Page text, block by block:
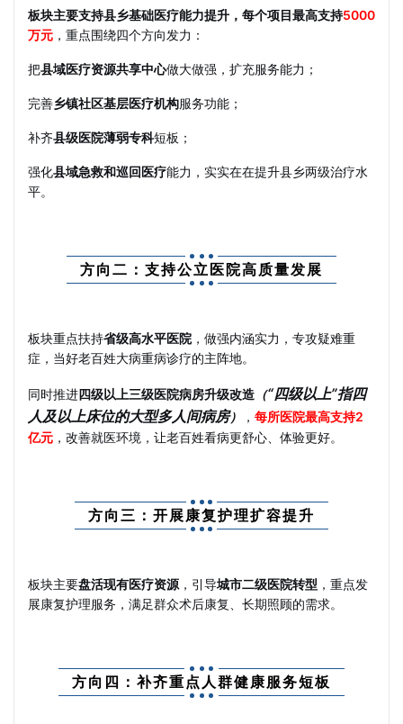
板块主要支持县乡基础医疗能力提升，每个项目最高支持5000
万元 ，重点围绕四个方向发力：
把县域医疗资源共享中心做大做强，扩充服务能力；
完善乡镇社区基层医疗机构服务功能；
补齐县级医院薄弱专科短板；
强化县域急救和巡回医疗能力，实实在在提升县乡两级治疗水
平。
方向二：支持公立医院高质量发展
板块重点扶持省级高水平医院，做强内涵实力，专攻疑难重
症，当好老百姓大病重病诊疗的主阵地。
同时推进四级以上三级医院病房升级改造 （“四级以上”指四
人及以上床位的大型多人间病房） ， 每所医院最高支持2
亿元 ，改善就医环境，让老百姓看病更舒心、体验更好。
方向三：开展康复护理扩容提升
板块主要盘活现有医疗资源 ，引导城市二级医院转型 ，重点发
展康复护理服务，满足群众术后康复、长期照顾的需求。
方向四：补齐重点人群健康服务短板